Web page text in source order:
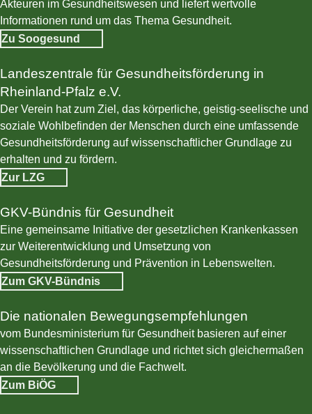
Akteuren im Gesundheitswesen und liefert wertvolle
Informationen rund um das Thema Gesundheit.
Zu Soogesund
© LZG
Landeszentrale für Gesundheitsförderung in
Rheinland-Pfalz e.V.
Der Verein hat zum Ziel, das körperliche, geistig-seelische und
soziale Wohlbefinden der Menschen durch eine umfassende
Gesundheitsförderung auf wissenschaftlicher Grundlage zu
erhalten und zu fördern.
Zur LZG
© GKV-Bündnis für Gesundheit
GKV-Bündnis für Gesundheit
Eine gemeinsame Initiative der gesetzlichen Krankenkassen
zur Weiterentwicklung und Umsetzung von
Gesundheitsförderung und Prävention in Lebenswelten.
Zum GKV-Bündnis
© BiÖG
Die nationalen Bewegungsempfehlungen
vom Bundesministerium für Gesundheit basieren auf einer
wissenschaftlichen Grundlage und richtet sich gleichermaßen
an die Bevölkerung und die Fachwelt.
Zum BiÖG